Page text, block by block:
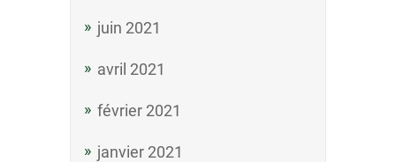
juin 2021
avril 2021
février 2021
janvier 2021